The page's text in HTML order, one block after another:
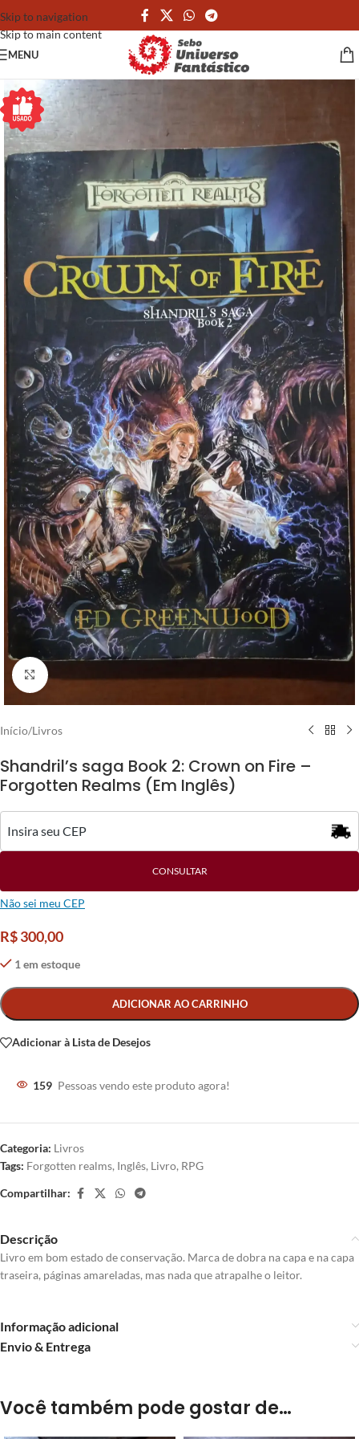
Skip to navigation
Skip to main content
MENU
Clique para ampliar
Início/Livros
Shandril’s saga Book 2: Crown on Fire –
Forgotten Realms (Em Inglês)
CONSULTAR
Não sei meu CEP
R$300,00
1 em estoque
ADICIONAR AO CARRINHO
Alternative:
Adicionar à Lista de Desejos
159 Pessoas vendo este produto agora!
Categoria: Livros
Tags: Forgotten realms, Inglês, Livro, RPG
Compartilhar:
Descrição
Livro em bom estado de conservação. Marca de dobra na capa e na capa
traseira, páginas amareladas, mas nada que atrapalhe o leitor.
Informação adicional
Envio & Entrega
Você também pode gostar de…